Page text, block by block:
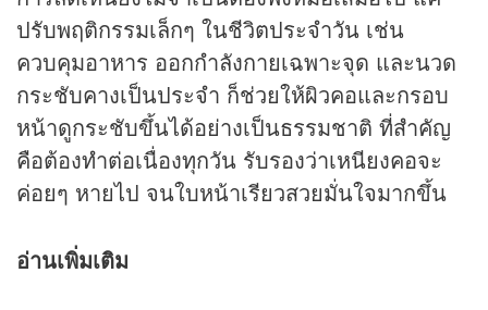
ปรับพฤติกรรมเล็กๆ ในชีวิตประจำวัน เช่น
ควบคุมอาหาร ออกกำลังกายเฉพาะจุด และนวด
กระชับคางเป็นประจำ ก็ช่วยให้ผิวคอและกรอบ
หน้าดูกระชับขึ้นได้อย่างเป็นธรรมชาติ ที่สำคัญ
คือต้องทำต่อเนื่องทุกวัน รับรองว่าเหนียงคอจะ
ค่อยๆ หายไป จนใบหน้าเรียวสวยมั่นใจมากขึ้น
อ่านเพิ่มเติม